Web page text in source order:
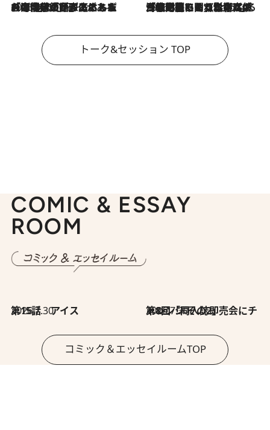
2026.8.3
「今後値上げがあるとすれば…」「リスクがあるのは今年の冬」エネルギー専門家が語る、ホルムズ海峡封鎖が家庭にもたらす“ある心配” 2026.8.3
「住宅建てられない…」「サーチャージ料の高値が続いている」ホルムズ海峡封鎖による影響はいつまで続く？《エネルギー専門家に聞く“どうなる日本の暮らし”》
トーク&セッション TOP
COMIC & ESSAY
ROOM
2026.7.30
第15話 アイス 2026.7.30
第8回「同人誌即売会にチャレンジ その2」
コミック＆エッセイルームTOP